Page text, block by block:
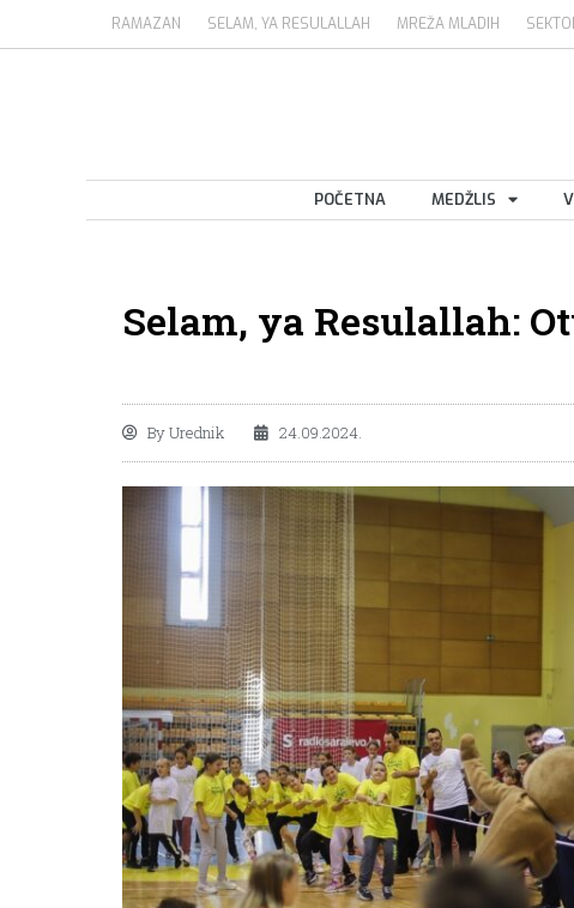
RAMAZAN SELAM, YA RESULALLAH MREŽA MLADIH
POČETNA MEDŽLIS
Selam, ya Resulallah:
ByUrednik 24.09.2024.